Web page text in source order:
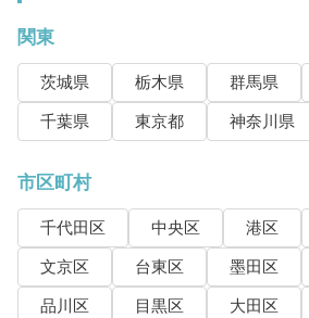
関東
茨城県 栃木県 群馬県
千葉県
東京都 神奈川県
市区町村
千代田区 中央区 港区
文京区
台東区 墨田区
品川区
目黒区 大田区